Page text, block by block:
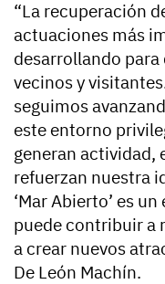
“La recuperación
actuaciones más
desarrollando para
vecinos y
seguimos
este entorno
generan actividad,
refuerzan nuestra
‘Mar Abierto’ es
puede contribuir a
a crear nuevos
De León Machín.